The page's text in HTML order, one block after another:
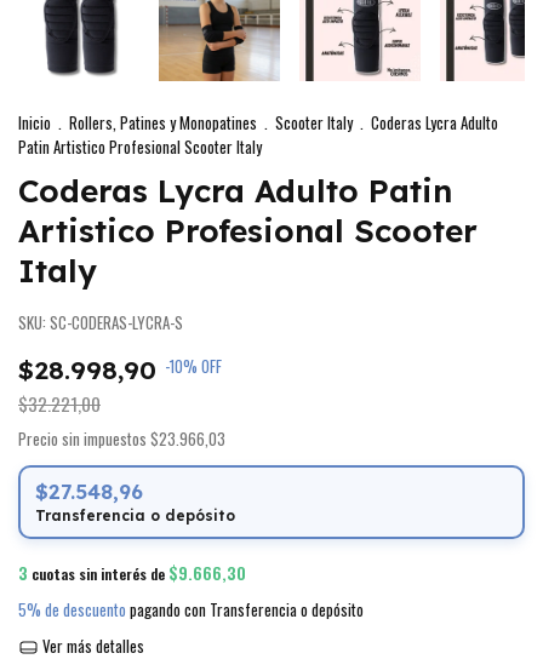
Inicio . Rollers, Patines y Monopatines . Scooter Italy . Coderas Lycra Adulto
Patin Artistico Profesional Scooter Italy
Coderas Lycra Adulto Patin
Artistico Profesional Scooter
Italy
SKU: SC-CODERAS-LYCRA-S
$28.998,90 -10% OFF
$32.221,00
Precio sin impuestos $23.966,03
$27.548,96
Transferencia o depósito
3 cuotas sin interés de $9.666,30
5% de descuento pagando con Transferencia o depósito
Ver más detalles